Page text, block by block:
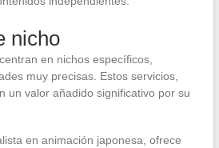
nicho
en nichos específicos,
muy precisas. Estos servicios,
un valor añadido significativo por su
en animación japonesa, ofrece